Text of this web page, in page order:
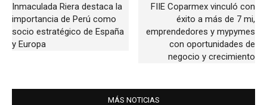
Inmaculada Riera destaca la
importancia de Perú como
socio estratégico de España
y Europa
FIIE Coparmex vinculó con
éxito a más de 7 mi,
emprendedores y mypymes
con oportunidades de
negocio y crecimiento
MÁS NOTICIAS